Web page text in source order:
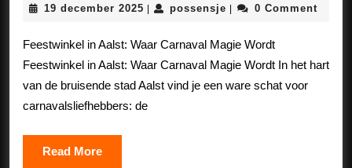
Magie
van
Carnaval
bij
19 december 2025 19
| possensje possensje
| 0 Comment
Feestwinkel in Aalst: Waar Carnaval Magie Wordt
Feestwinkel in Aalst: Waar Carnaval Magie Wordt In het hart
van de bruisende stad Aalst vind je een ware schat voor
carnavalsliefhebbers: de
Read MoreRead